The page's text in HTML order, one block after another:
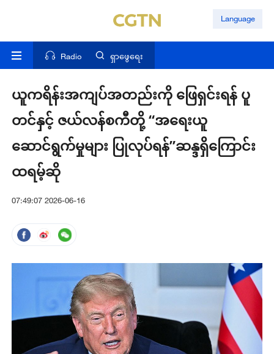
Language
Radio ရှာဖွေရေး
ယူကရိန်းအကျပ်အတည်းကို ဖြေရှင်းရန် ပူ
တင်နှင့် ဇယ်လန်စကီတို့ “အရေးယူ
ဆောင်ရွက်မှုများ ပြုလုပ်ရန်”ဆန္ဒရှိကြောင်း
ထရမ့်ဆို
07:49:07 2026-06-16